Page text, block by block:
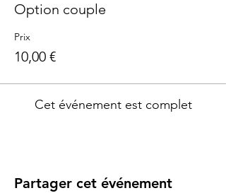
Option couple
Prix
10,00 €
Cet événement est complet
Partager cet événement